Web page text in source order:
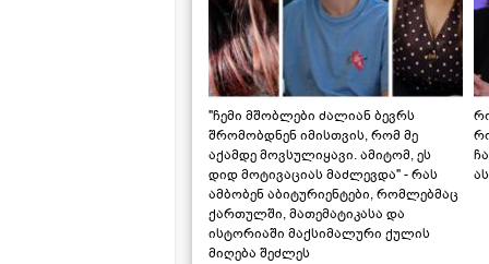
"ჩემი მშობლები ძალიან ბევრს
შრომობდნენ იმისთვის, რომ მე
აქამდე მოვსულიყავი. ამიტომ, ეს
დიდ მოტივაციას მაძლევდა" - რას
ამბობენ აბიტურიენტები, რომლებმაც
ქართულში, მათემატიკასა და
ისტორიაში მაქსიმალური ქულის
მიღება შეძლეს